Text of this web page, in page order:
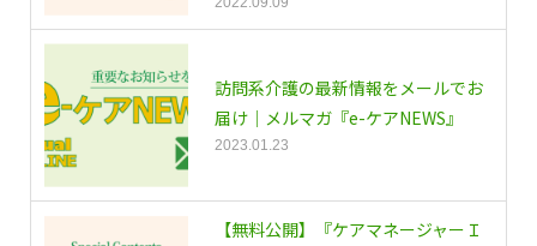
訪問系介護の最新情報をメールでお
届け｜メルマガ『e-ケアNEWS』
2023.01.23
【無料公開】『ケアマネージャーＩ